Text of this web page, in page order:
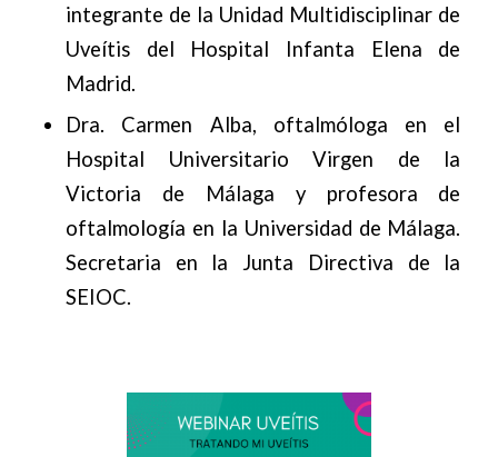
integrante de la Unidad Multidisciplinar de
Uveítis del Hospital Infanta Elena de
Madrid.
Dra. Carmen Alba, oftalmóloga en el
Hospital Universitario Virgen de la
Victoria de Málaga y profesora de
oftalmología en la Universidad de Málaga.
Secretaria en la Junta Directiva de la
SEIOC.